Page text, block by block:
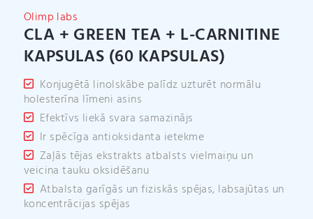
Olimp labs
CLA + GREEN TEA + L-CARNITINE
KAPSULAS (60 KAPSULAS)
Konjugētā linolskābe palīdz uzturēt normālu
holesterīna līmeni asins
Efektīvs liekā svara samazinājs
Ir spēcīga antioksidanta ietekme
Zaļās tējas ekstrakts atbalsts vielmaiņu un
veicina tauku oksidēšanu
Atbalsta garīgās un fiziskās spējas, labsajūtas un
koncentrācijas spējas